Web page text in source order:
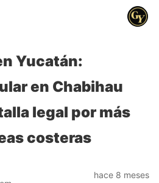
Yucatán:
en Chabihau
legal por más
costeras
hace 8 meses